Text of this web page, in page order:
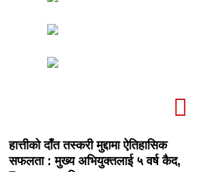
हात्तीको दाँत तस्करी मुद्दामा ऐतिहासिक
सफलता : मुख्य अभियुक्तलाई ५ वर्ष कैद,